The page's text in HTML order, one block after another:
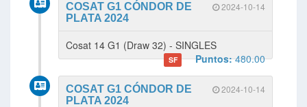
2024-10-14
COSAT G1 CÓNDOR DE
PLATA 2024
Cosat 14 G1 (Draw 32) - SINGLES
SF Puntos:480.00
2024-10-14
COSAT G1 CÓNDOR DE
PLATA 2024